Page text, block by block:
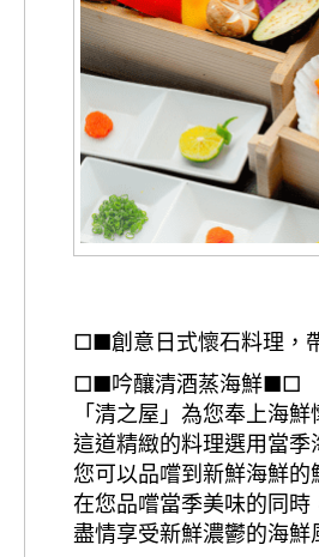
□■創意日式懷石料理，
□■吟釀清酒蒸海鮮■□
「清之屋」為您奉上海
這道精緻的料理選用當
您可以品嚐到新鮮海鮮
在您品嚐當季美味的同
盡情享受新鮮濃鬱的海